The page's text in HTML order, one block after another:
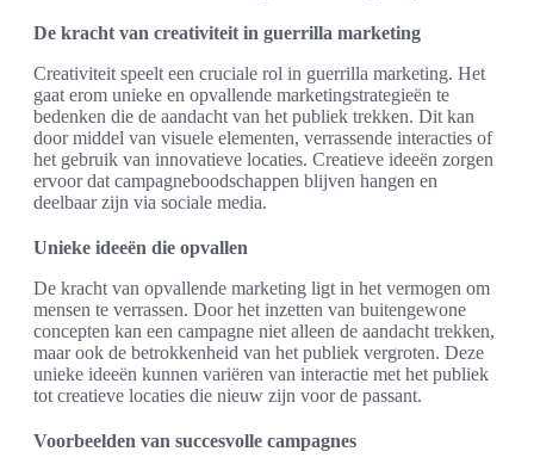
De kracht van creativiteit in guerrilla marketing
Creativiteit speelt een cruciale rol in guerrilla marketing. Het
gaat erom unieke en opvallende marketingstrategieën te
bedenken die de aandacht van het publiek trekken. Dit kan
door middel van visuele elementen, verrassende interacties of
het gebruik van innovatieve locaties. Creatieve ideeën zorgen
ervoor dat campagneboodschappen blijven hangen en
deelbaar zijn via sociale media.
Unieke ideeën die opvallen
De kracht van opvallende marketing ligt in het vermogen om
mensen te verrassen. Door het inzetten van buitengewone
concepten kan een campagne niet alleen de aandacht trekken,
maar ook de betrokkenheid van het publiek vergroten. Deze
unieke ideeën kunnen variëren van interactie met het publiek
tot creatieve locaties die nieuw zijn voor de passant.
Voorbeelden van succesvolle campagnes